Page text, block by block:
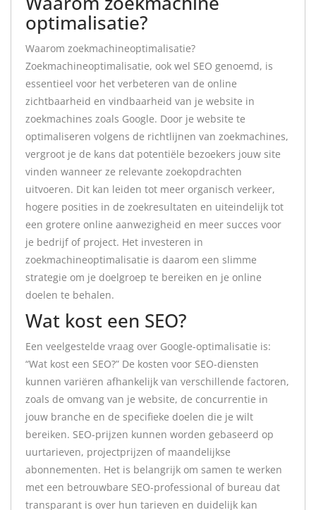
optimalisatie?
Waarom zoekmachineoptimalisatie?
Zoekmachineoptimalisatie, ook wel SEO genoemd, is
essentieel voor het verbeteren van de online
zichtbaarheid en vindbaarheid van je website in
zoekmachines zoals Google. Door je website te
optimaliseren volgens de richtlijnen van zoekmachines,
vergroot je de kans dat potentiële bezoekers jouw site
vinden wanneer ze relevante zoekopdrachten
uitvoeren. Dit kan leiden tot meer organisch verkeer,
hogere posities in de zoekresultaten en uiteindelijk tot
een grotere online aanwezigheid en meer succes voor
je bedrijf of project. Het investeren in
zoekmachineoptimalisatie is daarom een slimme
strategie om je doelgroep te bereiken en je online
doelen te behalen.
Wat kost een SEO?
Een veelgestelde vraag over Google-optimalisatie is:
“Wat kost een SEO?” De kosten voor SEO-diensten
kunnen variëren afhankelijk van verschillende factoren,
zoals de omvang van je website, de concurrentie in
jouw branche en de specifieke doelen die je wilt
bereiken. SEO-prijzen kunnen worden gebaseerd op
uurtarieven, projectprijzen of maandelijkse
abonnementen. Het is belangrijk om samen te werken
met een betrouwbare SEO-professional of bureau dat
transparant is over hun tarieven en duidelijk kan